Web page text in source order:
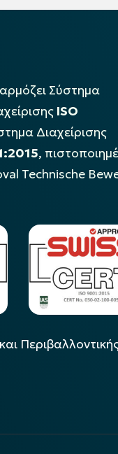
Σύστημα
ISO
Διαχείρισης
,
Technische